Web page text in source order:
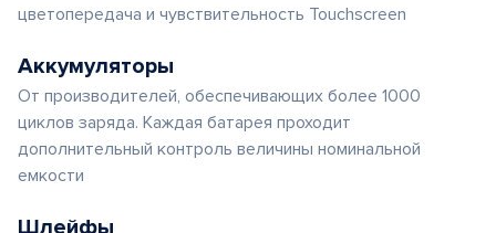
цветопередача и чувствительность Touchscreen
Аккумуляторы
От производителей, обеспечивающих более 1000
циклов заряда. Каждая батарея проходит
дополнительный контроль величины номинальной
емкости
Шлейфы